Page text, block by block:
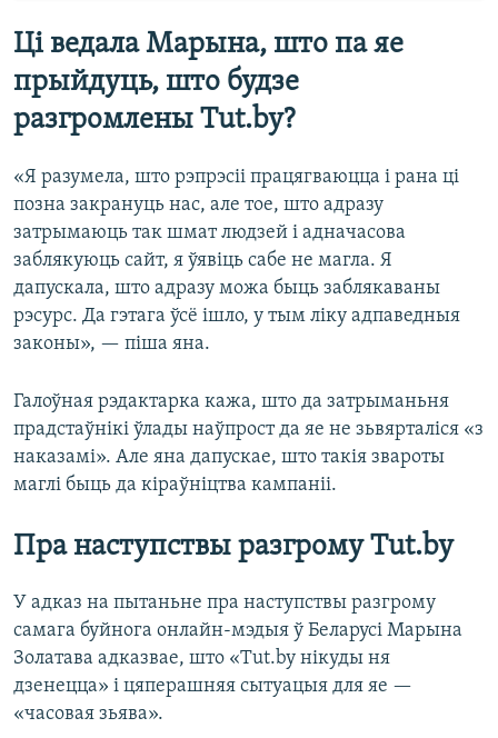
Ці ведала Марына, што па яе
прыйдуць, што будзе
разгромлены Tut.by?
«Я разумела, што рэпрэсіі працягваюцца і рана ці
позна закрануць нас, але тое, што адразу
затрымаюць так шмат людзей і адначасова
заблякуюць сайт, я ўявіць сабе не магла. Я
дапускала, што адразу можа быць заблякаваны
рэсурс. Да гэтага ўсё ішло, у тым ліку адпаведныя
законы», — піша яна.
Галоўная рэдактарка кажа, што да затрыманьня
прадстаўнікі ўлады наўпрост да яе не зьвярталіся «з
наказамі». Але яна дапускае, што такія звароты
маглі быць да кіраўніцтва кампаніі.
Пра наступствы разгрому Tut.by
У адказ на пытаньне пра наступствы разгрому
самага буйнога онлайн-мэдыя ў Беларусі Марына
Золатава адказвае, што «Tut.by нікуды ня
дзенецца» і цяперашняя сытуацыя для яе —
«часовая зьява».